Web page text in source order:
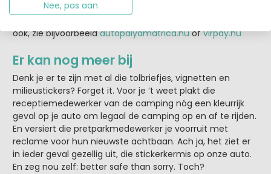
grensovergangen, tankstations of de beheerder van de
ook, zie bijvoorbeeldautopalyamatrica.huofvirpay.hu
Er kan nog meer bij
Denk je er te zijn met al die tolbriefjes, vignetten en
milieustickers? Forget it. Voor je ’t weet plakt die
receptiemedewerker van de camping nóg een kleurrijk
geval op je auto om legaal de camping op en af te rijden.
En versiert die pretparkmedewerker je voorruit met
reclame voor hun nieuwste achtbaan. Ach ja, het ziet er
in ieder geval gezellig uit, die stickerkermis op onze auto.
En zeg nou zelf: better safe than sorry. Toch?
Nee, pas aan